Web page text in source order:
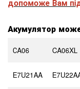
допоможе Вам
Акумулятор
СA06 CA06XL
E7U21AA